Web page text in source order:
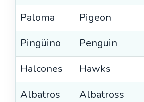
Paloma Pigeon
Pingüino Penguin
Halcones Hawks
Albatros Albatross